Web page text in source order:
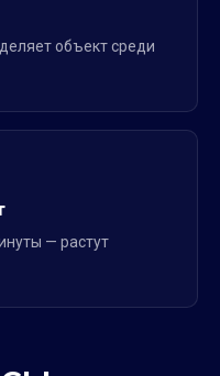
объект среди
— растут